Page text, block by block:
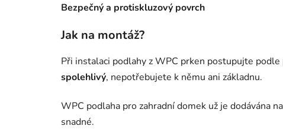
Bezpečný a protiskluzový povrch
Jak na montáž?
Při instalaci podlahy z WPC prken postupujte
spolehlivý, nepotřebujete k němu ani základnu.
WPC podlaha pro zahradní domek už je dodávána
snadné.